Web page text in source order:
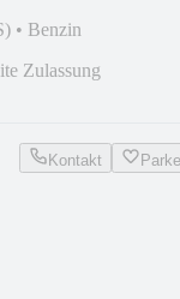
• Benzin
Zulassung
Kontakt